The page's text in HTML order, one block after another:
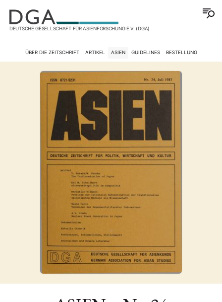
DEUTSCHE GESELLSCHAFT FÜR ASIENFORSCHUNG E.V. (DGA)
ÜBER DIE ZEITSCHRIFT ARTIKEL ASIEN GUIDELINES BESTELLUNG